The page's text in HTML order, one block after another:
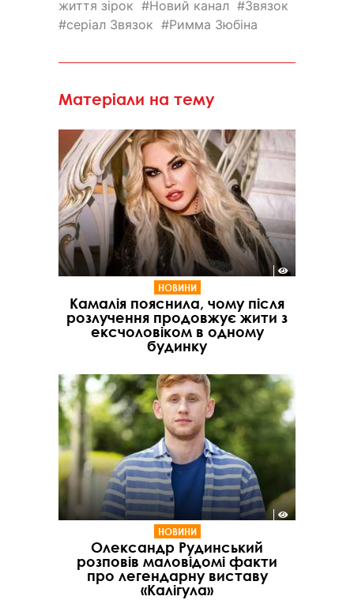
життя зірок Новий канал
Звязок
серіал Звязок
Римма Зюбіна
Матеріали на тему
НОВИНИ
Камалія пояснила, чому після
розлучення продовжує жити з
ексчоловіком в одному
будинку
НОВИНИ
Олександр Рудинський
розповів маловідомі факти
про легендарну виставу
«Калігула»